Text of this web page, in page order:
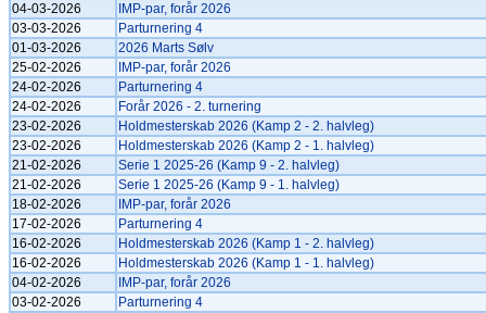
04-03-2026
IMP-par, forår 2026
03-03-2026
Parturnering 4
01-03-2026
2026 Marts Sølv
25-02-2026
IMP-par, forår 2026
24-02-2026
Parturnering 4
24-02-2026
Forår 2026 - 2. turnering
23-02-2026
Holdmesterskab 2026 (Kamp 2 - 2. halvleg)
23-02-2026
Holdmesterskab 2026 (Kamp 2 - 1. halvleg)
21-02-2026
Serie 1 2025-26 (Kamp 9 - 2. halvleg)
21-02-2026
Serie 1 2025-26 (Kamp 9 - 1. halvleg)
18-02-2026
IMP-par, forår 2026
17-02-2026
Parturnering 4
16-02-2026
Holdmesterskab 2026 (Kamp 1 - 2. halvleg)
16-02-2026
Holdmesterskab 2026 (Kamp 1 - 1. halvleg)
04-02-2026
IMP-par, forår 2026
03-02-2026
Parturnering 4